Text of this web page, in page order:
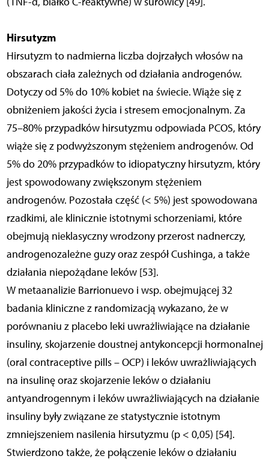
Hirsutyzm
Hirsutyzm to nadmierna liczba dojrzałych włosów na
obszarach ciała zależnych od działania androgenów.
Dotyczy od 5% do 10% kobiet na świecie. Wiąże się z
obniżeniem jakości życia i stresem emocjonalnym. Za
75–80% przypadków hirsutyzmu odpowiada PCOS, który
wiąże się z podwyższonym stężeniem androgenów. Od
5% do 20% przypadków to idiopatyczny hirsutyzm, który
jest spowodowany zwiększonym stężeniem
androgenów. Pozostała część (< 5%) jest spowodowana
rzadkimi, ale klinicznie istotnymi schorzeniami, które
obejmują nieklasyczny wrodzony przerost nadnerczy,
androgenozależne guzy oraz zespół Cushinga, a także
działania niepożądane leków [53].
W metaanalizie Barrionuevo i wsp. obejmującej 32
badania kliniczne z randomizacją wykazano, że w
porównaniu z placebo leki uwrażliwiające na działanie
insuliny, skojarzenie doustnej antykoncepcji hormonalnej
(oral contraceptive pills – OCP) i leków uwrażliwiających
na insulinę oraz skojarzenie leków o działaniu
antyandrogennym i leków uwrażliwiających na działanie
insuliny były związane ze statystycznie istotnym
zmniejszeniem nasilenia hirsutyzmu (p < 0,05) [54].
Stwierdzono także, że połączenie leków o działaniu